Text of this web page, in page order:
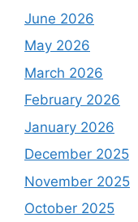
June 2026
May 2026
March 2026
February 2026
January 2026
December 2025
November 2025
October 2025